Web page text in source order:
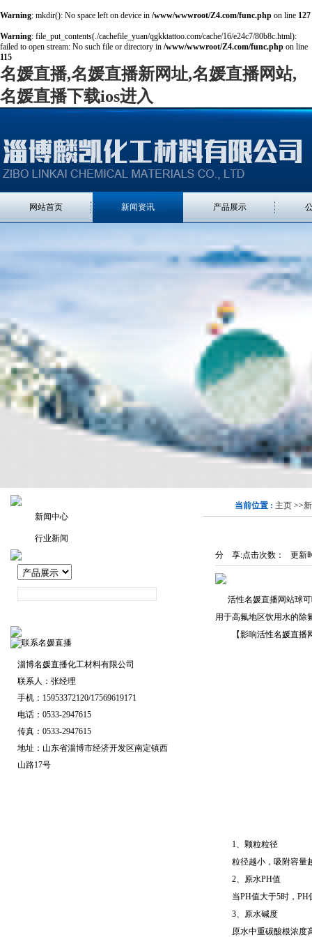
Warning: mkdir(): No space left on device in /www/wwwroot/Z4.com/func.php on line 127
Warning: file_put_contents(./cachefile_yuan/qgkktattoo.com/cache/16/e24c7/80b8c.html):
failed to open stream: No such file or directory in /www/wwwroot/Z4.com/func.php on line
115
名媛直播,名媛直播新网址,名媛直播网站,
名媛直播下载ios进入
网站首页 新闻资讯 产品展示
当前位置 : 主页 >>
点击次数： 更新
分 享:
活性名媛直播网站球可
用于高氟地区饮用水的除
【影响活性名媛直播
1、颗粒粒径
粒径越小，吸附容量越
2、原水PH值
当PH值大于5时，PH
3、原水碱度
原水中重碳酸根浓度
新闻中心
行业新闻
淄博名媛直播化工材料有限公司
联系人：张经理
手机：15953372120/17569619171
电话：0533-2947615
传真：0533-2947615
地址：山东省淄博市经济开发区南定镇西
山路17号